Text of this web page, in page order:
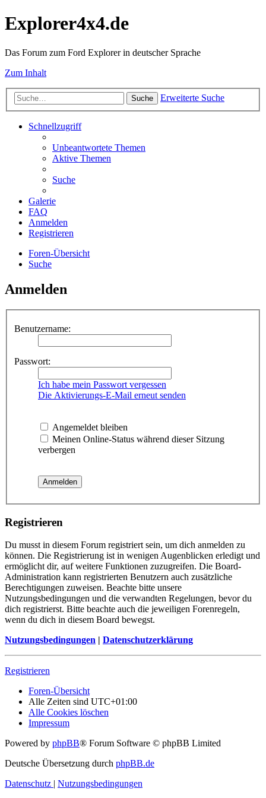
Explorer4x4.de
Das Forum zum Ford Explorer in deutscher Sprache
Zum Inhalt
Suche Erweiterte Suche
Schnellzugriff
Unbeantwortete Themen
Aktive Themen
Suche
Galerie
FAQ
Anmelden
Registrieren
Foren-Übersicht
Suche
Anmelden
Benutzername:
Passwort:
Ich habe mein Passwort vergessen
Die Aktivierungs-E-Mail erneut senden
Angemeldet bleiben
Meinen Online-Status während dieser Sitzung
verbergen
Registrieren
Du musst in diesem Forum registriert sein, um dich anmelden zu
können. Die Registrierung ist in wenigen Augenblicken erledigt und
ermöglicht dir, auf weitere Funktionen zuzugreifen. Die Board-
Administration kann registrierten Benutzern auch zusätzliche
Berechtigungen zuweisen. Beachte bitte unsere
Nutzungsbedingungen und die verwandten Regelungen, bevor du
dich registrierst. Bitte beachte auch die jeweiligen Forenregeln,
wenn du dich in diesem Board bewegst.
Nutzungsbedingungen | Datenschutzerklärung
Registrieren
Foren-Übersicht
Alle Zeiten sind UTC+01:00
Alle Cookies löschen
Impressum
Powered by phpBB® Forum Software © phpBB Limited
Deutsche Übersetzung durch phpBB.de
Datenschutz | Nutzungsbedingungen